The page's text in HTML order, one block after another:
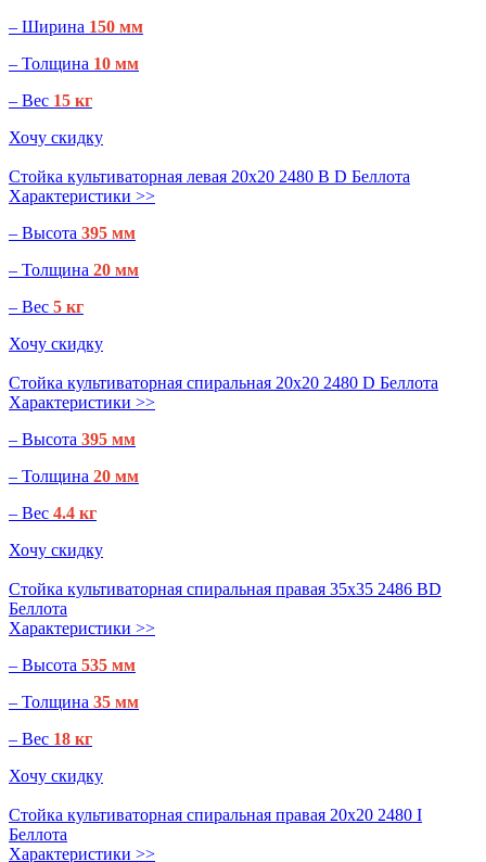
– Ширина 150 мм
– Толщина 10 мм
– Вес 15 кг
Хочу скидку
Стойка культиваторная левая 20х20 2480 B D Беллота
Характеристики >>
– Высота 395 мм
– Толщина 20 мм
– Вес 5 кг
Хочу скидку
Стойка культиваторная спиральная 20х20 2480 D Беллота
Характеристики >>
– Высота 395 мм
– Толщина 20 мм
– Вес 4.4 кг
Хочу скидку
Стойка культиваторная спиральная правая 35х35 2486 BD
Беллота
Характеристики >>
– Высота 535 мм
– Толщина 35 мм
– Вес 18 кг
Хочу скидку
Стойка культиваторная спиральная правая 20х20 2480 I
Беллота
Характеристики >>